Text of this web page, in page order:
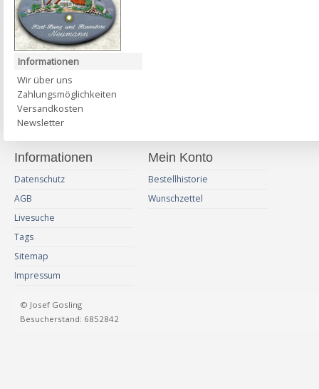
Informationen
Wir über uns
Zahlungsmöglichkeiten
Versandkosten
Newsletter
Informationen
Datenschutz
AGB
Livesuche
Tags
Sitemap
Impressum
Mein Konto
Bestellhistorie
Wunschzettel
© Josef Gosling
Besucherstand: 6852842